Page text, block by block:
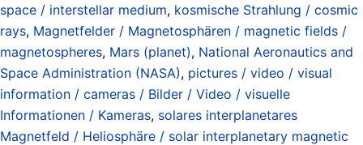
space / interstellar medium, kosmische Strahlung / cosmic
rays, Magnetfelder / Magnetosphären / magnetic fields /
magnetospheres, Mars (planet), National Aeronautics and
Space Administration (NASA), pictures / video / visual
information / cameras / Bilder / Video / visuelle
Informationen / Kameras, solares interplanetares
Magnetfeld / Heliosphäre / solar interplanetary magnetic